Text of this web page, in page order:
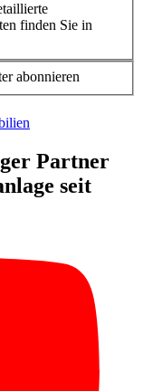
finden Sie in
abonnieren
Partner
seit